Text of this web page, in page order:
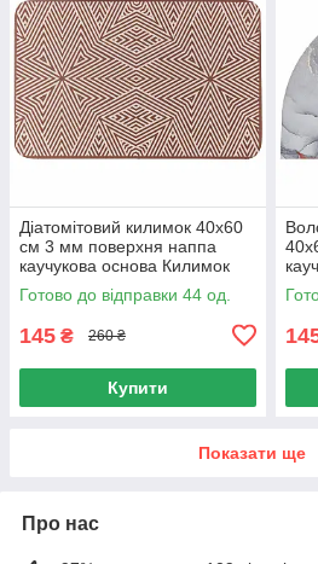
Діатомітовий килимок 40x60
см 3 мм поверхня наппа
каучукова основа Килимок
для ванної 40x60 см
антиковзний
Готово до відправки 44 од.
145 ₴ 260 ₴
Купити
Показати ще
Про нас